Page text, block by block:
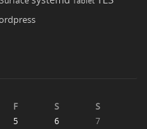
F S
S
5 6
7